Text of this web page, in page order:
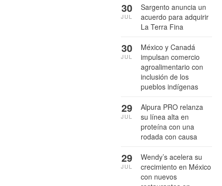
Sargento anuncia un
acuerdo para adquirir
La Terra Fina
30
JUL
México y Canadá
impulsan comercio
agroalimentario con
inclusión de los
pueblos indígenas
30
JUL
Alpura PRO relanza
su línea alta en
proteína con una
rodada con causa
29
JUL
Wendy’s acelera su
crecimiento en México
con nuevos
29
JUL